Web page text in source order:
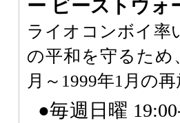
ー ビーストウォ
ライオコンボイ率
の平和を守るため
月～1999年1月の再
●毎週日曜